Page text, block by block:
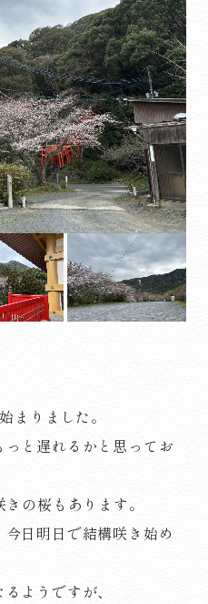
まりました。
と遅れるかと思ってお
の桜もあります。
日明日で結構咲き始め
ようですが、